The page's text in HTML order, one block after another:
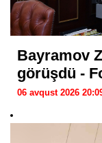
Bayramov
görüşdü -
06 avqust 2026